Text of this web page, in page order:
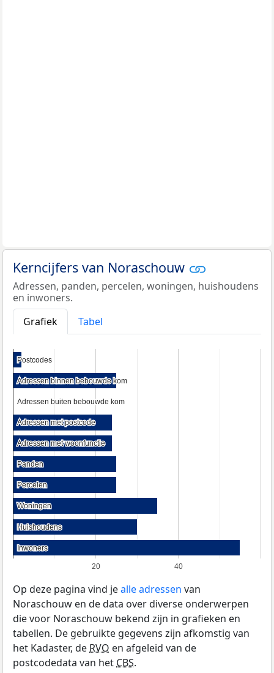
Kerncijfers van Noraschouw
Adressen, panden, percelen, woningen, huishoudens
en inwoners.
Grafiek
Tabel
20 40
Postcodes
Postcodes
Adressen binnen bebouwde kom
Adressen binnen bebouwde kom
Adressen buiten bebouwde kom
Adressen buiten bebouwde kom
Adressen met postcode
Adressen met postcode
Adressen met woonfunctie
Adressen met woonfunctie
Panden
Panden
Percelen
Percelen
Woningen
Woningen
Huishoudens
Huishoudens
Inwoners
Inwoners
Op deze pagina vind jealle adressen van
Noraschouw en de data over diverse onderwerpen
die voor Noraschouw bekend zijn in grafieken en
tabellen. De gebruikte gegevens zijn afkomstig van
het Kadaster, deRVO en afgeleid van de
postcodedata van hetCBS.